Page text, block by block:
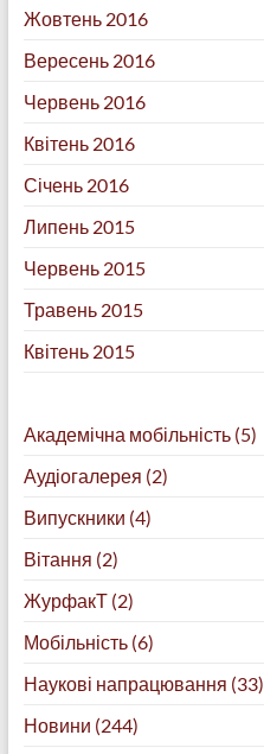
Жовтень 2016
Вересень 2016
Червень 2016
Квітень 2016
Січень 2016
Липень 2015
Червень 2015
Травень 2015
Квітень 2015
Академічна мобільність(5)
Аудіогалерея (2)
Випускники (4)
Вітання (2)
ЖурфакТ(2)
Мобільність(6)
Наукові напрацювання (33)
Новини (244)